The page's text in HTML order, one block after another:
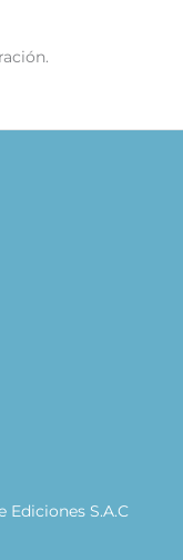
Ediciones S.A.C